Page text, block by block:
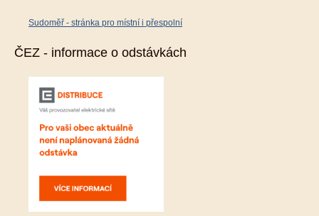
Sudoměř - stránka pro místní i přespolní
ČEZ - informace o odstávkách